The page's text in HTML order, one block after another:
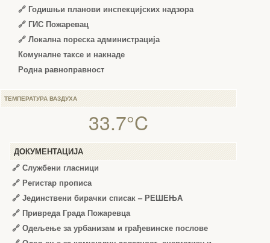
🔗 Годишњи планови инспекцијских надзора
🔗 ГИС Пожаревац
🔗 Локална пореска администрација
Комуналне таксе и накнаде
Родна равноправност
ТЕМПЕРАТУРА ВАЗДУХА
33.7°C
ДОКУМЕНТАЦИЈА
🔗 Службени гласници
🔗 Регистар прописа
🔗 Јединствени бирачки списак – РЕШЕЊА
🔗 Привреда Града Пожаревца
🔗 Одељење за урбанизам и грађевинске послове